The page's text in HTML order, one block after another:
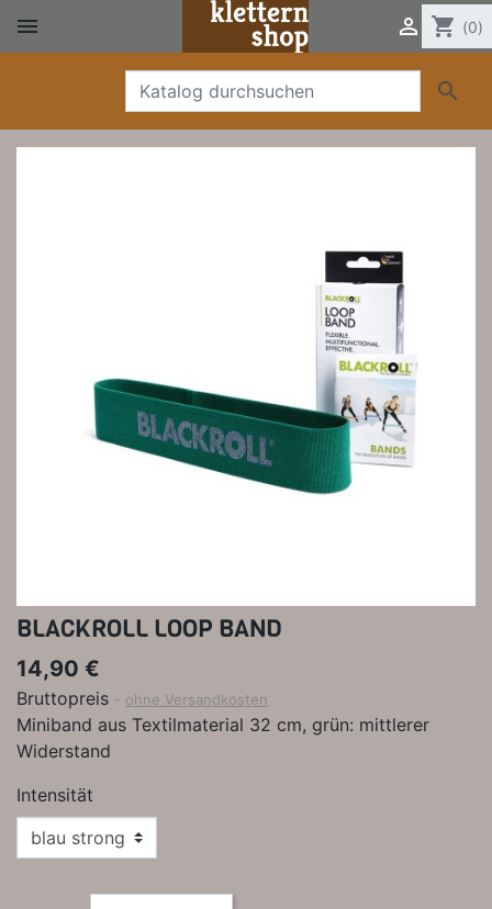
  shopping_cart (0)

BLACKROLL LOOP BAND
14,90 €
Bruttopreis ohne Versandkosten
Miniband aus Textilmaterial 32 cm, grün: mittlerer
Widerstand
Intensität